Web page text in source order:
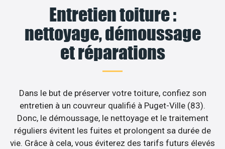
Entretien toiture :
nettoyage, démoussage
et réparations
Dans le but de préserver votre toiture, confiez son
entretien à un couvreur qualifié à Puget-Ville (83).
Donc, le démoussage, le nettoyage et le traitement
réguliers évitent les fuites et prolongent sa durée de
vie. Grâce à cela, vous éviterez des tarifs futurs élevés